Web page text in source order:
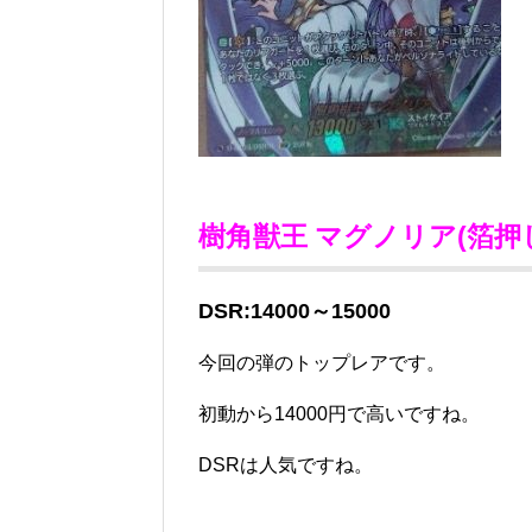
樹角獣王 マグノリア(箔
DSR:14000～15000
今回の弾のトップレアです。
初動から14000円で高いですね。
DSRは人気ですね。